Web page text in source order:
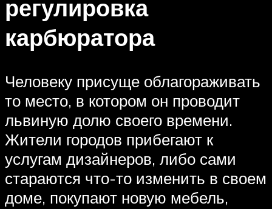
регулировка
карбюратора
Человеку присуще облагораживать
то место, в котором он проводит
львиную долю своего времени.
Жители городов прибегают к
услугам дизайнеров, либо сами
стараются что-то изменить в своем
доме, покупают новую мебель,